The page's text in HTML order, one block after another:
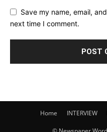
Save my name, email,
next time I comment.
Home INTERVIEW